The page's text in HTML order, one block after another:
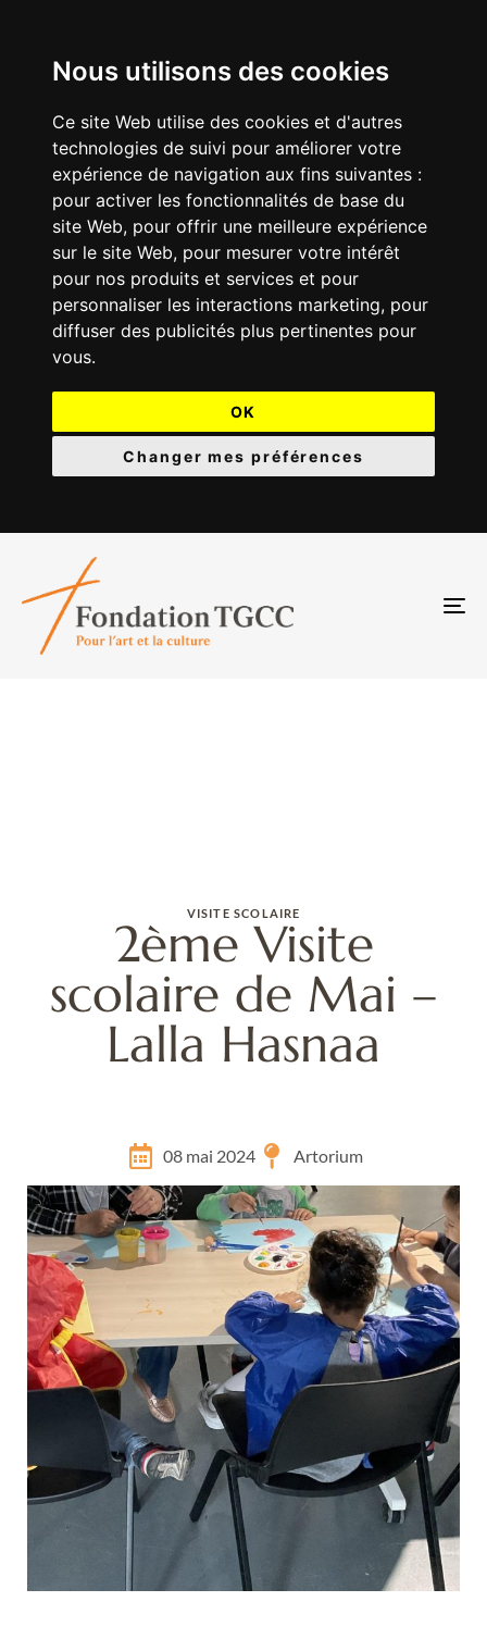
Nous utilisons des cookies
Ce site Web utilise des cookies et d'autres
technologies de suivi pour améliorer votre
expérience de navigation aux fins suivantes :
pour activer les fonctionnalités de base du
site Web, pour offrir une meilleure expérience
sur le site Web, pour mesurer votre intérêt
pour nos produits et services et pour
personnaliser les interactions marketing, pour
diffuser des publicités plus pertinentes pour
vous.
OK
Changer mes préférences
VISITE SCOLAIRE
2ème Visite
scolaire de Mai –
Lalla Hasnaa
08 mai 2024 Artorium